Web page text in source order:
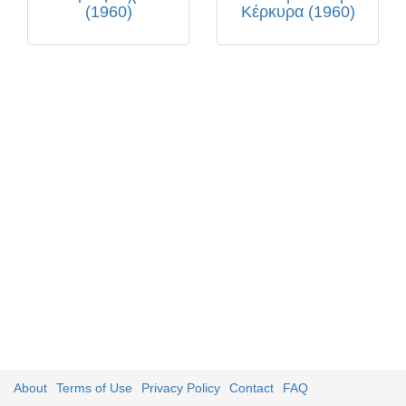
(1960)
Κέρκυρα (1960)
About Terms of Use Privacy Policy Contact FAQ